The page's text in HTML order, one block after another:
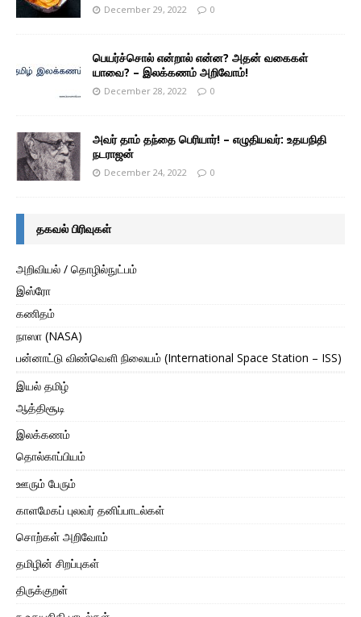
December 29, 2022 0
பெயர்ச்சொல் என்றால் என்ன? அதன் வகைகள்
யாவை? – இலக்கணம் அறிவோம்!
December 28, 2022 0
அவர் தாம் தந்தை பெரியார்! – எழுதியவர்: உதயநிதி
நடராஜன்
December 24, 2022 0
தகவல் பிரிவுகள்
அறிவியல் / தொழில்நுட்பம்
இஸ்ரோ
கணிதம்
நாஸா (NASA)
பன்னாட்டு விண்வெளி நிலையம் (International Space Station – ISS)
இயல் தமிழ்
ஆத்திசூடி
இலக்கணம்
தொல்காப்பியம்
ஊரும் பேரும்
காளமேகப் புலவர் தனிப்பாடல்கள்
சொற்கள் அறிவோம்
தமிழின் சிறப்புகள்
திருக்குறள்